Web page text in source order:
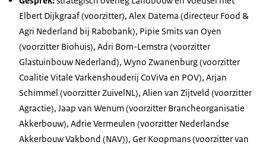
Elbert Dijkgraaf (voorzitter), Alex Datema (directeur Food &
Agri Nederland bij Rabobank), Pipie Smits van Oyen
(voorzitter Biohuis), Adri Bom-Lemstra (voorzitter
Glastuinbouw Nederland), Wyno Zwanenburg (voorzitter
Coalitie Vitale Varkenshouderij CoViVa en POV), Arjan
Schimmel (voorzitter ZuivelNL), Alien van Zijtveld (voorzitter
Agractie), Jaap van Wenum (voorzitter Brancheorganisatie
Akkerbouw), Adrie Vermeulen (voorzitter Nederlandse
Akkerbouw Vakbond (NAV)), Ger Koopmans (voorzitter van